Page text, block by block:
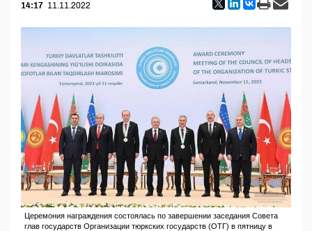
14:17 11.11.2022
Церемония награждения состоялась по завершении заседания Совета
глав государств Организации тюркских государств (ОТГ) в пятницу в